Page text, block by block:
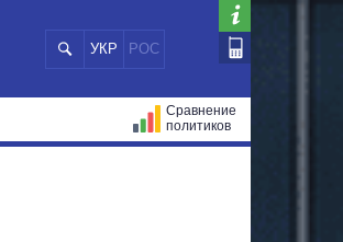
УКР РОС
Сравнение
политиков